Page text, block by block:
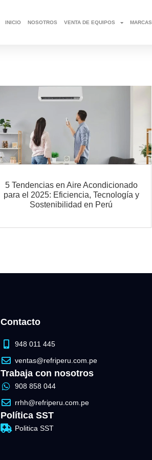
INICIO NOSOTROS VENTA DE EQUIPOS MARCAS
5 Tendencias en Aire Acondicionado
para el 2025: Eficiencia, Tecnología y
Sostenibilidad en Perú
Contacto
948 011 445
ventas@refriperu.com.pe
Trabaja con nosotros
908 858 044
rrhh@refriperu.com.pe
Política SST
Politica SST